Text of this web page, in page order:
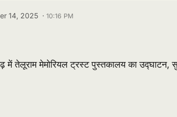
14, 2025 · 10:16 PM
में तेलूराम मेमोरियल ट्रस्ट पुस्तकालय का उद्घाटन,